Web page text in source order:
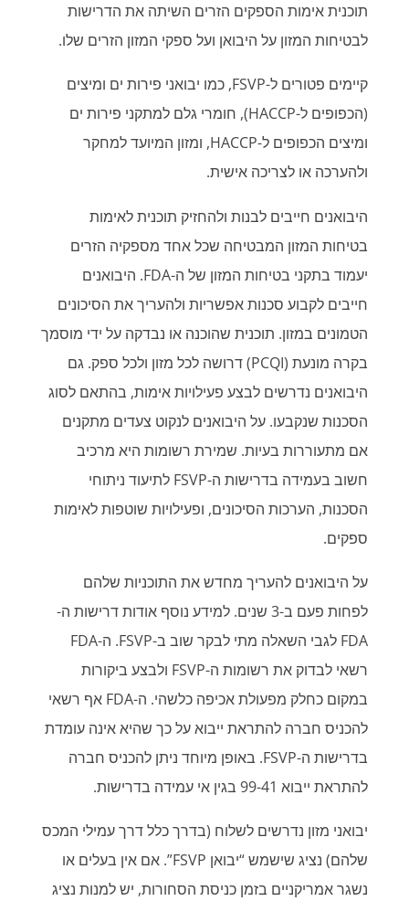
תוכנית אימות הספקים הזרים השיתה את הדרישות
לבטיחות המזון על היבואן ועל ספקי המזון הזרים שלו.
קיימים פטורים ל-FSVP, כמו יבואני פירות ים ומיצים
(הכפופים ל-HACCP), חומרי גלם למתקני פירות ים
ומיצים הכפופים ל-HACCP, ומזון המיועד למחקר
ולהערכה או לצריכה אישית.
היבואנים חייבים לבנות ולהחזיק תוכנית לאימות
בטיחות המזון המבטיחה שכל אחד מספקיה הזרים
יעמוד בתקני בטיחות המזון של ה-FDA. היבואנים
חייבים לקבוע סכנות אפשריות ולהעריך את הסיכונים
הטמונים במזון. תוכנית שהוכנה או נבדקה על ידי מוסמך
בקרה מונעת (PCQI) דרושה לכל מזון ולכל ספק. גם
היבואנים נדרשים לבצע פעילויות אימות, בהתאם לסוג
הסכנות שנקבעו. על היבואנים לנקוט צעדים מתקנים
אם מתעוררות בעיות. שמירת רשומות היא מרכיב
חשוב בעמידה בדרישות ה-FSVP לתיעוד ניתוחי
הסכנות, הערכות הסיכונים, ופעילויות שוטפות לאימות
ספקים.
על היבואנים להעריך מחדש את התוכניות שלהם
לפחות פעם ב-3 שנים. למידע נוסף אודות דרישות ה-
FDA לגבי השאלה מתי לבקר שוב ב-FSVP. ה-FDA
רשאי לבדוק את רשומות ה-FSVP ולבצע ביקורות
במקום כחלק מפעולת אכיפה כלשהי. ה-FDA אף רשאי
להכניס חברה להתראת ייבוא על כך שהיא אינה עומדת
בדרישות ה-FSVP. באופן מיוחד ניתן להכניס חברה
להתראת ייבוא 99-41 בגין אי עמידה בדרישות.
יבואני מזון נדרשים לשלוח (בדרך כלל דרך עמילי המכס
שלהם) נציג שישמש “יבואן FSVP”. אם אין בעלים או
נשגר אמריקניים בזמן כניסת הסחורות, יש למנות נציג